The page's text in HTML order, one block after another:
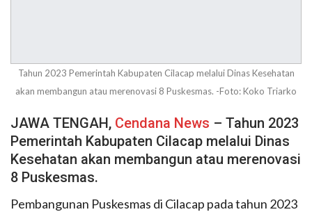
Tahun 2023 Pemerintah Kabupaten Cilacap melalui Dinas Kesehatan
akan membangun atau merenovasi 8 Puskesmas. -Foto: Koko Triarko
JAWA TENGAH, Cendana News – Tahun 2023
Pemerintah Kabupaten Cilacap melalui Dinas
Kesehatan akan membangun atau merenovasi
8 Puskesmas.
Pembangunan Puskesmas di Cilacap pada tahun 2023